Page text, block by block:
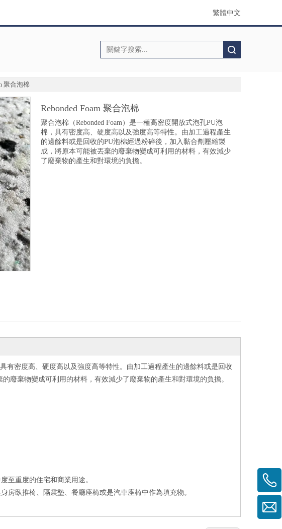
繁體中文
聚合泡棉
Rebonded Foam 聚合泡棉
聚合泡棉（Rebonded Foam）是一種高密度開放式泡孔PU泡
棉，具有密度高、硬度高以及強度高等特性。由加工過程產生
的邊餘料或是回收的PU泡棉經過粉碎後，加入黏合劑壓縮製
成，將原本可能被丟棄的廢棄物變成可利用的材料，有效減少
了廢棄物的產生和對環境的負擔。
有密度高、硬度高以及強度高等特性。由加工過程產生的邊餘料或是回收
廢棄物變成可利用的材料，有效減少了廢棄物的產生和對環境的負擔。
至重度的住宅和商業用途。
房臥推椅、隔震墊、餐廳座椅或是汽車座椅中作為填充物。